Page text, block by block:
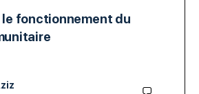
le fonctionnement du